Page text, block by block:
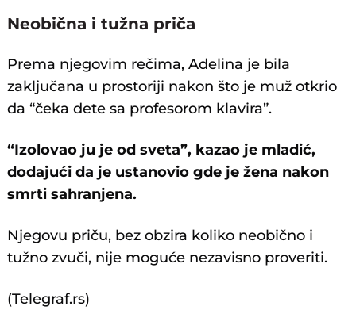
sonido original - Crix Aliz
Neobična i tužna priča
Prema njegovim rečima, Adelina je bila
zaključana u prostoriji nakon što je muž otkrio
da “čeka dete sa profesorom klavira”.
“Izolovao ju je od sveta”, kazao je mladić,
dodajući da je ustanovio gde je žena nakon
smrti sahranjena.
Njegovu priču, bez obzira koliko neobično i
tužno zvuči, nije moguće nezavisno proveriti.
(Telegraf.rs)